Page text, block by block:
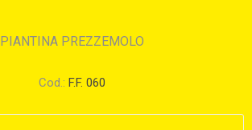
PIANTINA PREZZEMOLO
Cod.: F.F. 060